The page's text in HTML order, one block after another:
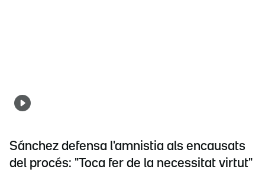
Sánchez defensa l'amnistia als encausats
del procés: "Toca fer de la necessitat virtut"